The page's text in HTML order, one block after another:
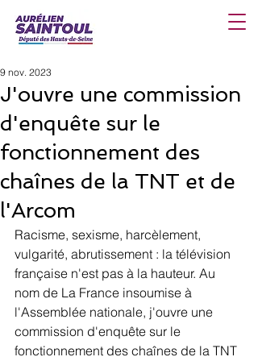
J'ouvre une commission
d'enquête sur le
fonctionnement des
chaînes de la TNT et de
l'Arcom
9 nov. 2023
Racisme, sexisme, harcèlement,
vulgarité, abrutissement : la télévision
française n'est pas à la hauteur. Au
nom de La France insoumise à
l'Assemblée nationale, j'ouvre une
commission d'enquête sur le
fonctionnement des chaînes de la TNT